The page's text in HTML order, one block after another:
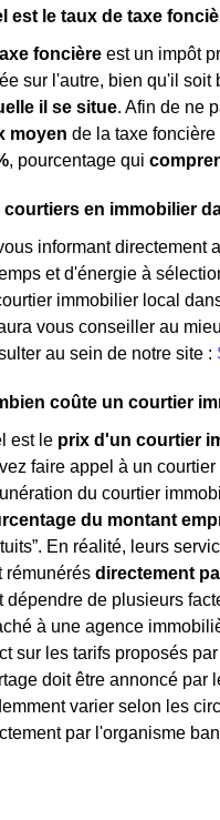
est le taux de taxe
foncière est un impôt
sur l'autre, bien qu'il soit
il se situe. Afin de ne
moyen de la taxe
, pourcentage qui
courtiers en immobilier
informant directement
et d'énergie à
immobilier local
vous conseiller au
au sein de notre site :
coûte un courtier
est le prix d'un courtier
faire appel à un
du courtier
du montant
En réalité, leurs
rémunérés directement
dépendre de plusieurs
à une agence
sur les tarifs proposés
doit être annoncé par
varier selon les
par l'organisme